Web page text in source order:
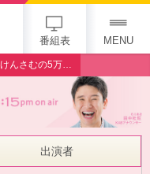
番組表 MENU
けんさむの5万人調査
出演者